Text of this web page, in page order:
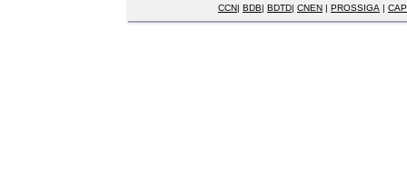
CCN| BDB| BDTD| CNEN | PROSSIGA |